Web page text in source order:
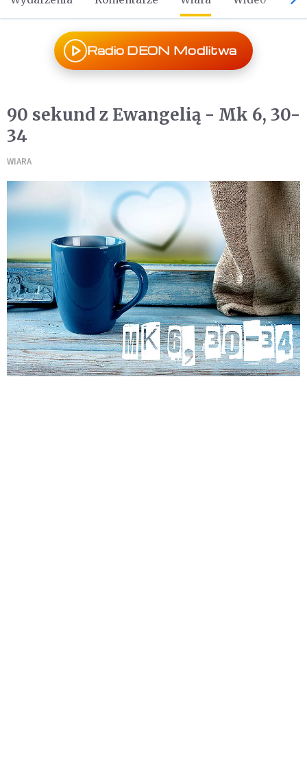
Radio DEON Modlitwa
90 sekund z Ewangelią - Mk 6, 30-
34
WIARA